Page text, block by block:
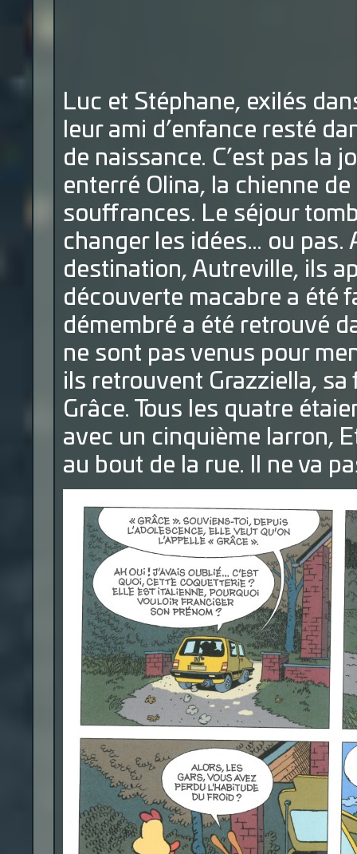
Luc et Stéphane, exilés
leur ami d’enfance resté
de naissance. C’est pas la
enterré Olina, la chienne
souffrances. Le séjour
changer les idées… ou pas.
destination, Autreville, ils
découverte macabre a été
démembré a été retrouvé
ne sont pas venus pour
ils retrouvent Grazziella, sa
Grâce. Tous les quatre
avec un cinquième larron,
au bout de la rue. Il ne va